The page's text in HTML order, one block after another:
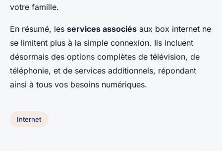
votre famille.
En résumé, les services associés aux box internet ne
se limitent plus à la simple connexion. Ils incluent
désormais des options complètes de télévision, de
téléphonie, et de services additionnels, répondant
ainsi à tous vos besoins numériques.
Internet